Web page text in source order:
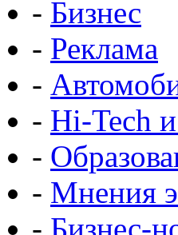
- Бизнес
- Реклама
-
- Hi-Tech
-
- Мнения